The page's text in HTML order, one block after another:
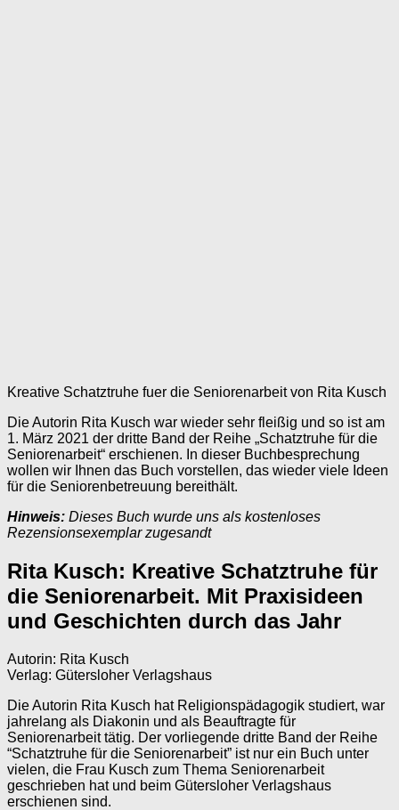
Kreative Schatztruhe fuer die Seniorenarbeit von Rita Kusch
Die Autorin Rita Kusch war wieder sehr fleißig und so ist am
1. März 2021 der dritte Band der Reihe „Schatztruhe für die
Seniorenarbeit“ erschienen. In dieser Buchbesprechung
wollen wir Ihnen das Buch vorstellen, das wieder viele Ideen
für die Seniorenbetreuung bereithält.
Hinweis: Dieses Buch wurde uns als kostenloses
Rezensionsexemplar zugesandt
Rita Kusch: Kreative Schatztruhe für
die Seniorenarbeit. Mit Praxisideen
und Geschichten durch das Jahr
Autorin: Rita Kusch
Verlag: Gütersloher Verlagshaus
Die Autorin Rita Kusch hat Religionspädagogik studiert, war
jahrelang als Diakonin und als Beauftragte für
Seniorenarbeit tätig. Der vorliegende dritte Band der Reihe
“Schatztruhe für die Seniorenarbeit” ist nur ein Buch unter
vielen, die Frau Kusch zum Thema Seniorenarbeit
geschrieben hat und beim Gütersloher Verlagshaus
erschienen sind.